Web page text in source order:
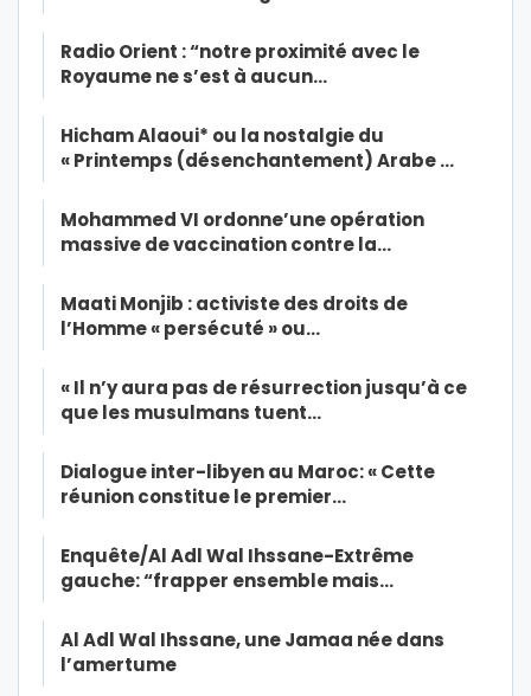
Radio Orient : “notre proximité avec le
Royaume ne s’est à aucun…
Hicham Alaoui* ou la nostalgie du
« Printemps (désenchantement) Arabe …
Mohammed VI ordonne’une opération
massive de vaccination contre la…
Maati Monjib : activiste des droits de
l’Homme « persécuté » ou…
« Il n’y aura pas de résurrection jusqu’à ce
que les musulmans tuent…
Dialogue inter-libyen au Maroc: « Cette
réunion constitue le premier…
Enquête/Al Adl Wal Ihssane-Extrême
gauche: “frapper ensemble mais…
Al Adl Wal Ihssane, une Jamaa née dans
l’amertume